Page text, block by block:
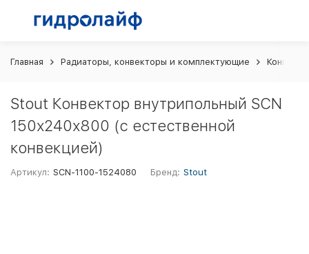
Главная Радиаторы, конвекторы и комплектующие
Stout Конвектор внутрипольный SCN
150х240х800 (с естественной
конвекцией)
Артикул: SCN-1100-1524080 Бренд: Stout